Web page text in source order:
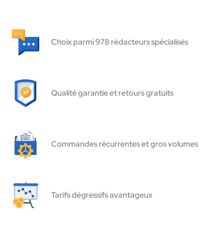
Choix parmi 978 rédacteurs spécialisés
Qualité garantie et retours gratuits
Commandes récurrentes et gros volumes
Tarifs dégressifs avantageux